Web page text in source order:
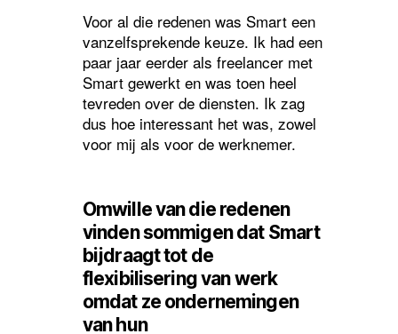
Voor al die redenen was Smart een
vanzelfsprekende keuze. Ik had een
paar jaar eerder als freelancer met
Smart gewerkt en was toen heel
tevreden over de diensten. Ik zag
dus hoe interessant het was, zowel
voor mij als voor de werknemer.
Omwille van die redenen
vinden sommigen dat Smart
bijdraagt tot de
flexibilisering van werk
omdat ze ondernemingen
van hun